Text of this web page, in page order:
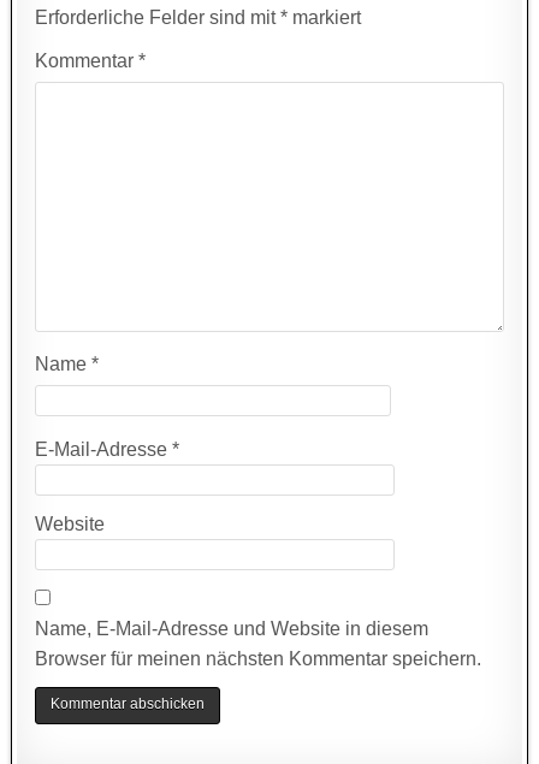
Erforderliche Felder sind mit* markiert
Kommentar*
Name*
E-Mail-Adresse*
Website
Name, E-Mail-Adresse und Website in diesem
Browser für meinen nächsten Kommentar speichern.